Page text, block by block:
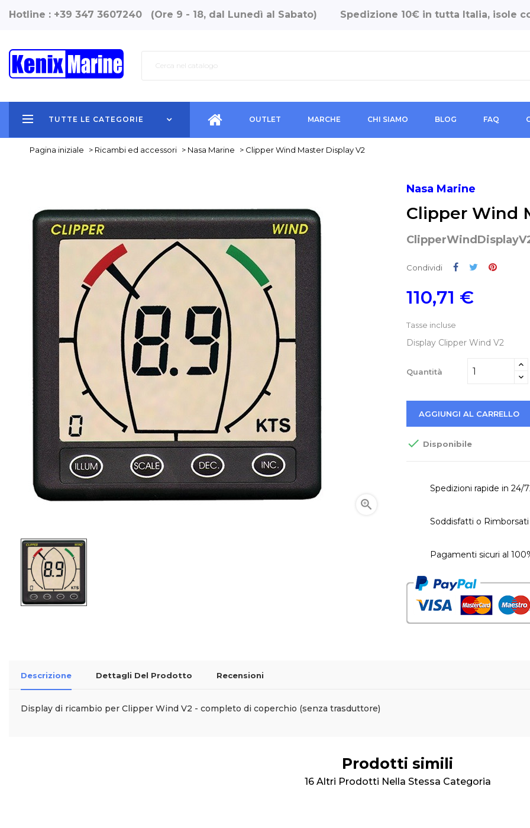
Hotline : +39 347 3607240 (Ore 9 - 18, dal Lunedì al Sabato) Spedizione 10€ in tutta Italia, isole
TUTTE LE CATEGORIE OUTLET MARCHE CHI SIAMO BLOG FAQ
Pagina iniziale > Ricambi ed accessori > Nasa Marine > Clipper Wind Master Display V2

Nasa Marine
Clipper Wind
Condividi Condividi
Twitta
110,71 €
Tasse incluse
Display Clipper Wind V2
Quantità
AGGIUNGI AL CARRELLO
 Disponibile
Spedizioni rapide in 24/
Soddisfatti o Rimborsati
Pagamenti sicuri al
Descrizione Dettagli Del Prodotto Recensioni
Display di ricambio per Clipper Wind V2 - completo di coperchio (senza trasduttore)
Prodotti simili
16 Altri Prodotti Nella Stessa Categoria